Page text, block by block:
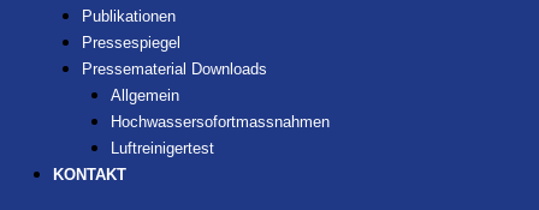
Publikationen
Pressespiegel
Pressematerial Downloads
Allgemein
Hochwassersofortmassnahmen
Luftreinigertest
KONTAKT